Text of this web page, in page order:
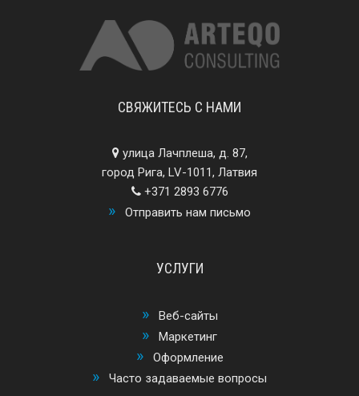
СВЯЖИТЕСЬ С НАМИ
улица Лачплеша, д. 87,
город Рига, LV-1011, Латвия
+371 2893 6776
Отправить нам письмо
УСЛУГИ
Веб-сайты
Маркетинг
Оформление
Часто задаваемые вопросы